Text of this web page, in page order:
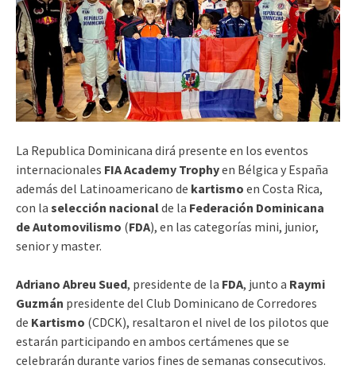
La Republica Dominicana dirá presente en los eventos
internacionales FIA Academy Trophyen Bélgica y España
además del Latinoamericano de kartismo en Costa Rica,
con la selección nacionalde la Federación Dominicana
de Automovilismo (FDA), en las categorías mini, junior,
senior y master.
Adriano Abreu Sued, presidente de la FDA, junto a Raymi
Guzmán presidente del Club Dominicano de Corredores
de Kartismo (CDCK), resaltaron el nivel de los pilotos que
estarán participando en ambos certámenes que se
celebrarán durante varios fines de semanas consecutivos.